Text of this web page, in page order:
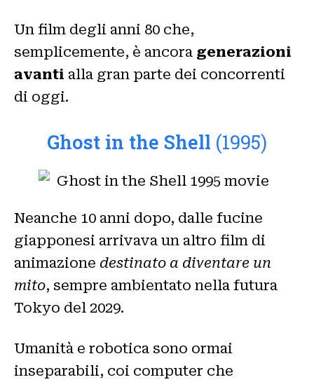
Un film degli anni 80 che,
semplicemente, è ancora generazioni
avanti alla gran parte dei concorrenti
di oggi.
Ghost in the Shell (1995)
Neanche 10 anni dopo, dalle fucine
giapponesi arrivava un altro film di
animazione destinato a diventare un
mito, sempre ambientato nella futura
Tokyo del 2029.
Umanità e robotica sono ormai
inseparabili, coi computer che